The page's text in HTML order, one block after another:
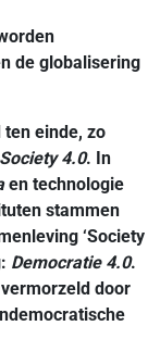
de globalisering
einde, zo
Society 4.0. In
en technologie
stammen
‘Society
Democratie 4.0.
door